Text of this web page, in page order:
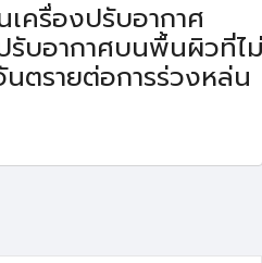
เครื่องปรับอากาศ
รับอากาศบนพื้นผิวที่
ตรายต่อการร่วงหล่น